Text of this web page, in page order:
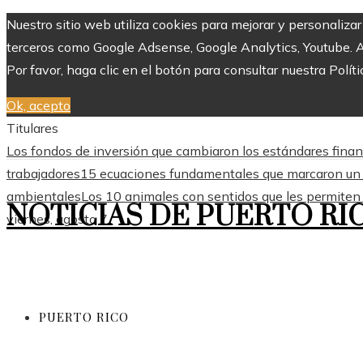
Nuestro sitio web utiliza cookies para mejorar y
terceros como Google Adsense, Google Analytics,
Por favor, haga clic en el botón para consultar nuestra
Ok, acepto
Titulares
Los fondos de inversión que cambiaron los estándares
trabajadores15 ecuaciones fundamentales que marcaron
ambientalesLos 10 animales con sentidos que les
viernes, agosto 7
NOTICIAS DE PUERTO
PUERTO RICO